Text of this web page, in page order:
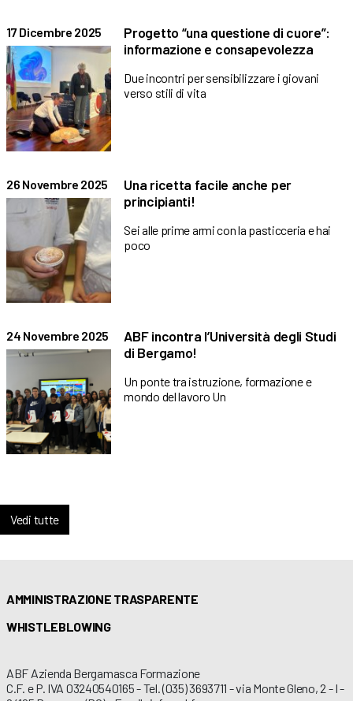
17 Dicembre 2025
Progetto “una questione di cuore”:
informazione e consapevolezza
Due incontri per sensibilizzare i giovani
verso stili di vita
26 Novembre 2025
Una ricetta facile anche per
principianti!
Sei alle prime armi con la pasticceria e hai
poco
24 Novembre 2025
ABF incontra l’Università degli Studi
di Bergamo!
Un ponte tra istruzione, formazione e
mondo del lavoro Un
Vedi tutte
AMMINISTRAZIONE TRASPARENTE
WHISTLEBLOWING
ABF Azienda Bergamasca Formazione
C.F. e P. IVA 03240540165 - Tel. (035) 3693711 - via Monte Gleno, 2 - I -